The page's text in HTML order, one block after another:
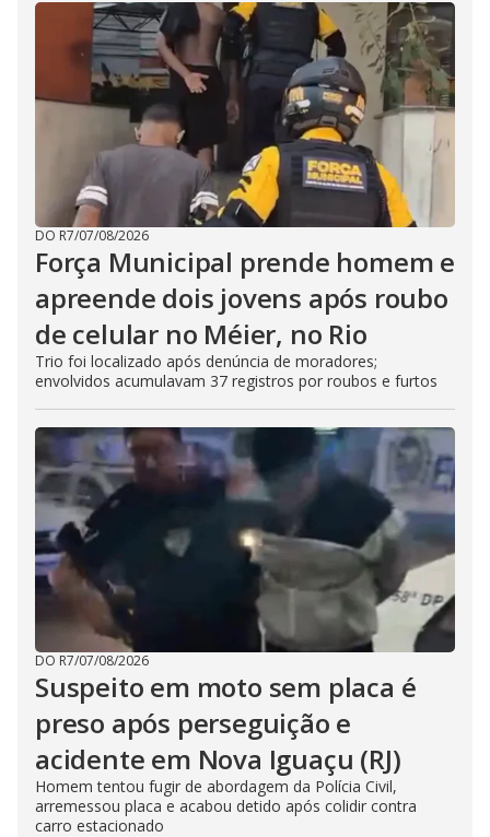
DO R7/07/08/2026
Força Municipal prende homem e
apreende dois jovens após roubo
de celular no Méier, no Rio
Trio foi localizado após denúncia de moradores;
envolvidos acumulavam 37 registros por roubos e furtos
DO R7/07/08/2026
Suspeito em moto sem placa é
preso após perseguição e
acidente em Nova Iguaçu (RJ)
Homem tentou fugir de abordagem da Polícia Civil,
arremessou placa e acabou detido após colidir contra
carro estacionado